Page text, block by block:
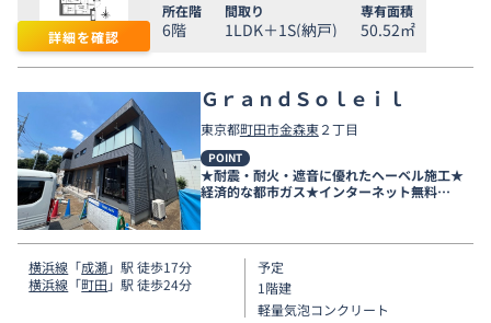
詳細を確認
所在階
6階
間取り
1LDK＋1S(納戸)
専有面積
50.52㎡
ＧｒａｎｄＳｏｌｅｉｌ
東京都町田市金森東２丁目
POINT
★耐震・耐火・遮音に優れたヘーベル施工★
経済的な都市ガス★インターネット無料
★2026年新築物件★
横浜線 「成瀬」駅 徒歩17分
横浜線 「町田 」駅 徒歩24分
予定
1階建
軽量気泡コンクリート